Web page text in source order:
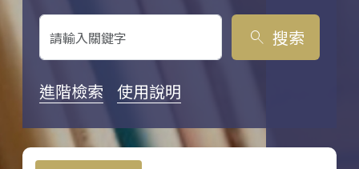
search 搜索
進階檢索 使用說明